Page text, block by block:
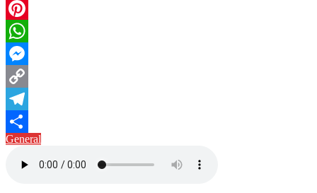
Twitter
Pinterest
WhatsApp
Messenger
Copy
Link
Telegram
Compartir
General